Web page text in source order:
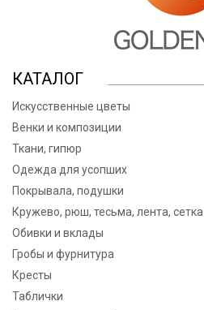
КАТАЛОГ
Искусственные цветы
Венки и композиции
Ткани, гипюр
Одежда для усопших
Покрывала, подушки
Кружево, рюш, тесьма, лента, сетка
Обивки и вклады
Гробы и фурнитура
Кресты
Таблички